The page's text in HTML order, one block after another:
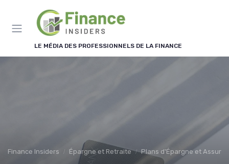
LE MÉDIA DES PROFESSIONNELS DE LA FINANCE
Finance Insiders Épargne et Retraite Plans d'Épargne et